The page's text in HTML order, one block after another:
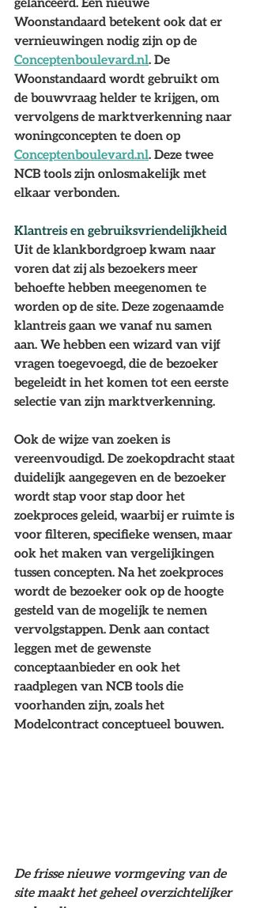
Woonstandaard betekent ook dat er
vernieuwingen nodig zijn op de
Conceptenboulevard.nl. De
Woonstandaard wordt gebruikt om
de bouwvraag helder te krijgen, om
vervolgens de marktverkenning naar
woningconcepten te doen op
Conceptenboulevard.nl. Deze twee
NCB tools zijn onlosmakelijk met
elkaar verbonden.
Klantreis en gebruiksvriendelijkheid
Uit de klankbordgroep kwam naar
voren dat zij als bezoekers meer
behoefte hebben meegenomen te
worden op de site. Deze zogenaamde
klantreis gaan we vanaf nu samen
aan. We hebben een wizard van vijf
vragen toegevoegd, die de bezoeker
begeleidt in het komen tot een eerste
selectie van zijn marktverkenning.
Ook de wijze van zoeken is
vereenvoudigd. De zoekopdracht staat
duidelijk aangegeven en de bezoeker
wordt stap voor stap door het
zoekproces geleid, waarbij er ruimte is
voor filteren, specifieke wensen, maar
ook het maken van vergelijkingen
tussen concepten. Na het zoekproces
wordt de bezoeker ook op de hoogte
gesteld van de mogelijk te nemen
vervolgstappen. Denk aan contact
leggen met de gewenste
conceptaanbieder en ook het
raadplegen van NCB tools die
voorhanden zijn, zoals het
Modelcontract conceptueel bouwen.
De frisse nieuwe vormgeving van de
site maakt het geheel overzichtelijker